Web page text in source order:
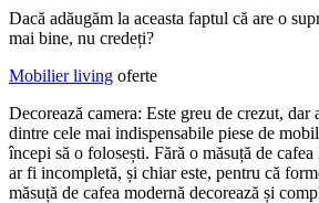
Dacă adăugăm la aceasta faptul că are o
mai bine, nu credeți?
Mobilier living oferte
Decorează camera: Este greu de crezut, dar
dintre cele mai indispensabile piese de
începi să o folosești. Fără o măsuță de cafea
ar fi incompletă, și chiar este, pentru că
măsuță de cafea modernă decorează și